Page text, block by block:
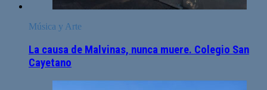
Música y Arte
La causa de Malvinas, nunca muere. Colegio San
Cayetano